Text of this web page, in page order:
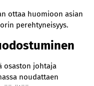
ottaa huomioon asian
perehtyneisyys.
osaston johtaja
noudattaen